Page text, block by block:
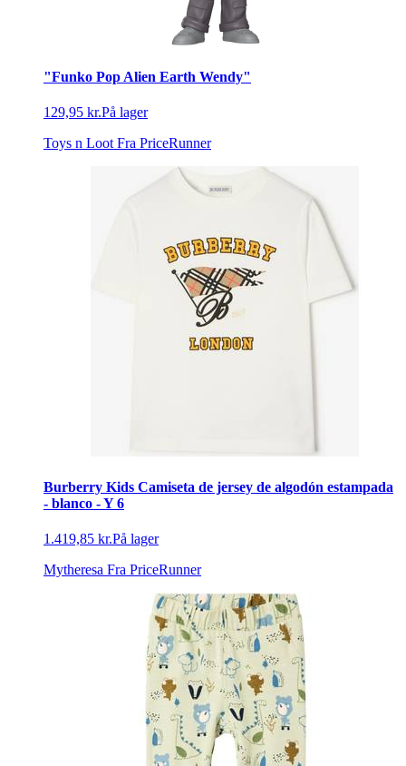
"Funko Pop Alien Earth Wendy"
129,95 kr.På lager
Toys n Loot Fra PriceRunner
Burberry Kids Camiseta de jersey de algodón estampada
- blanco - Y 6
1.419,85 kr.På lager
Mytheresa Fra PriceRunner